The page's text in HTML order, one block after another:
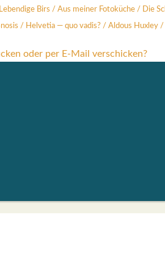
Leben­di­ge Birs / Aus mei­ner Foto­kü­che / Die
/ Hel­ve­tia — quo vadis? / Aldous Hux­ley /
oder per E-Mail verschicken?